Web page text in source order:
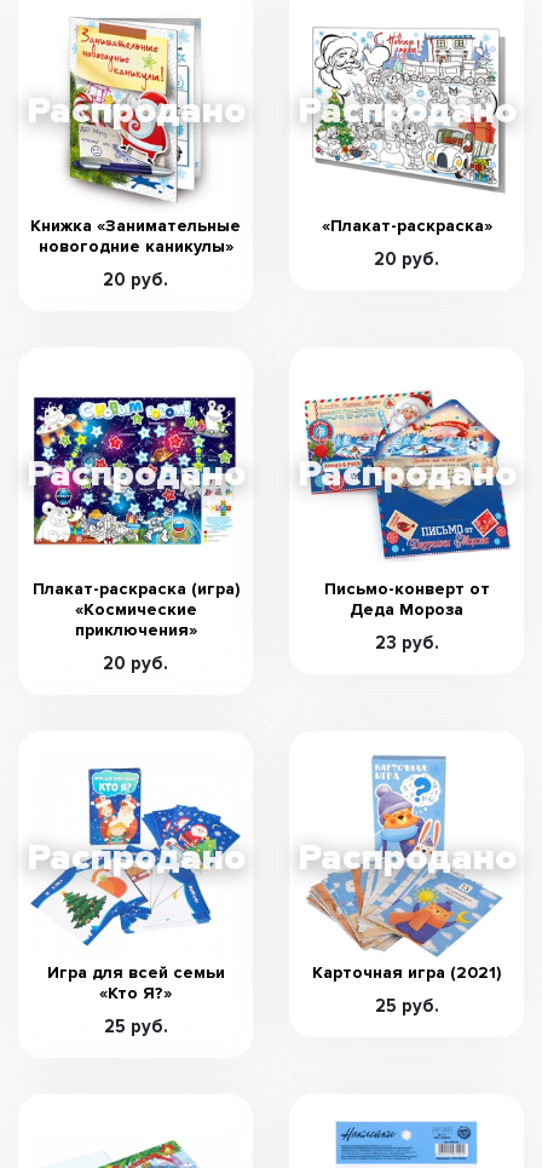
Книжка «Занимательные
новогодние каникулы»
20 руб.
«Плакат-раскраска»
20 руб.
Плакат-раскраска (игра)
«Космические
приключения»
20 руб.
Письмо-конверт от
Деда Мороза
23 руб.
Игра для всей семьи
«Кто Я?»
25 руб.
Карточная игра (2021)
25 руб.